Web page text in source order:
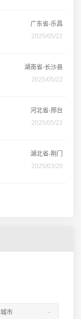
广东省-乐昌
2025/05/22
湖南省-长沙县
2025/05/22
河北省-邢台
2025/05/22
湖北省-荆门
2025/03/20